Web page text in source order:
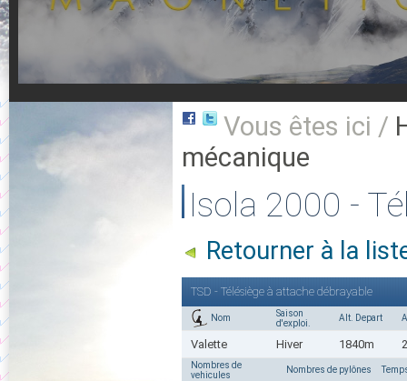
Vous êtes ici /
mécanique
Isola 2000 -
Retourner à la
TSD - Télésiège à attache débrayable
Nom
Saison
d'exploi.
Alt. Depart
Valette Hiver 1840m
Nombres de
vehicules
Nombres de pylônes